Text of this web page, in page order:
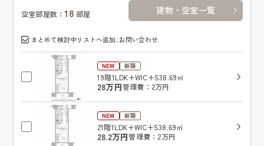
空室部屋数：18 部屋 建物・空室一覧
まとめて検討中リストへ追加､お問い合わせ
NEW 新築
19階1LDK+WIC+S38.69㎡
28万円管理費：2万円
NEW 新築
21階1LDK+WIC+S38.69㎡
28.2万円管理費：2万円